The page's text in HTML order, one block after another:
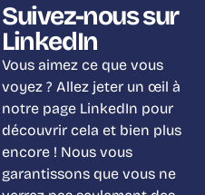
Suivez-nous sur
LinkedIn
Vous aimez ce que vous
voyez ? Allez jeter un œil à
notre page LinkedIn pour
découvrir cela et bien plus
encore ! Nous vous
garantissons que vous ne